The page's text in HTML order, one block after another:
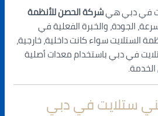
في دبي هيشركة الحصن للأنظمة
الجودة، والخبرة الفعلية في
الستلايت سواء كانت داخلية، خارجية،
في دبي باستخدام معدات أصلية
ستلايت في دبي